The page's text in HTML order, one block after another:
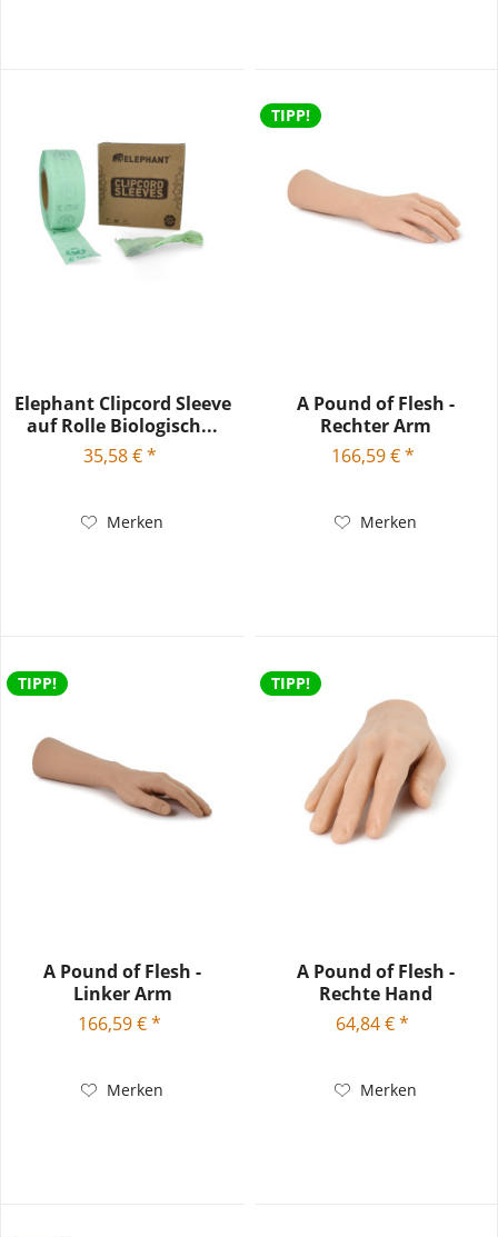
Elephant Clipcord Sleeve
auf Rolle Biologisch...
35,58 € *
Merken
TIPP!
A Pound of Flesh -
Rechter Arm
166,59 € *
Merken
TIPP!
A Pound of Flesh -
Linker Arm
166,59 € *
Merken
TIPP!
A Pound of Flesh -
Rechte Hand
64,84 € *
Merken